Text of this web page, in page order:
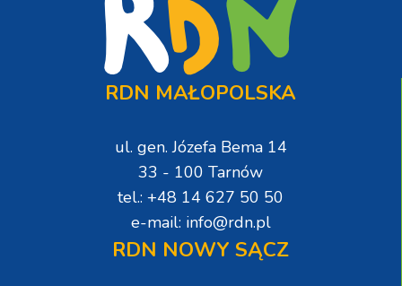
RDN MAŁOPOLSKA
ul. gen. Józefa Bema 14
33 - 100 Tarnów
tel.: +48 14 627 50 50
e-mail: info@rdn.pl
RDN NOWY SĄCZ